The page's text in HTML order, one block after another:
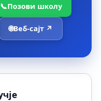
📞Позови школу
🌐Веб-сајт ↗